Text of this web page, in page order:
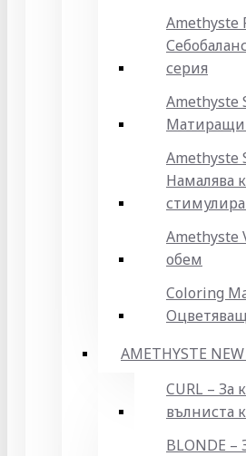
Amethyste
серия
Amethyste
Матиращи
Amethyste
Намалява
Amethyste
обем
Coloring
AMETHYSTE NEW
CURL – За
вълниста
BLONDE –